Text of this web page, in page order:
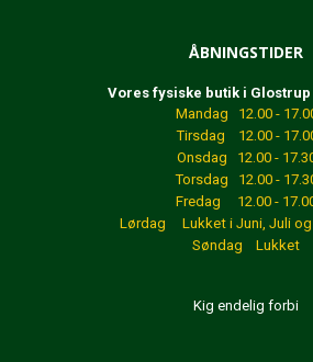
ÅBNINGSTIDER
Vores fysiske butik i
Mandag 12.00 -
Tirsdag 12.00 -
Onsdag 12.00 -
Torsdag 12.00 -
Fredag 12.00 -
Lørdag Lukket i Juni, Juli
Søndag Lukket
Kig endelig forbi